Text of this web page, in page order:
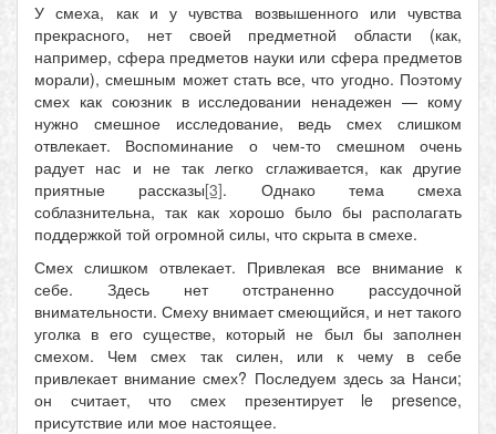
У смеха, как и у чувства возвышенного или чувства
прекрасного, нет своей предметной области (как,
например, сфера предметов науки или сфера предметов
морали), смешным может стать все, что угодно. Поэтому
смех как союзник в исследовании ненадежен — кому
нужно смешное исследование, ведь смех слишком
отвлекает. Воспоминание о чем-то смешном очень
радует нас и не так легко сглаживается, как другие
приятные рассказы[3]. Однако тема смеха
соблазнительна, так как хорошо было бы располагать
поддержкой той огромной силы, что скрыта в смехе.
Смех слишком отвлекает. Привлекая все внимание к
себе. Здесь нет отстраненно рассудочной
внимательности. Смеху внимает смеющийся, и нет такого
уголка в его существе, который не был бы заполнен
смехом. Чем смех так силен, или к чему в себе
привлекает внимание смех? Последуем здесь за Нанси;
он считает, что смех презентирует le presence,
присутствие или мое настоящее.